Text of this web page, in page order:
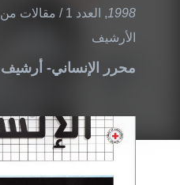
1998
, العدد 1 / مقالات من
الأرشيف
محرر الإنساني- أرشيف